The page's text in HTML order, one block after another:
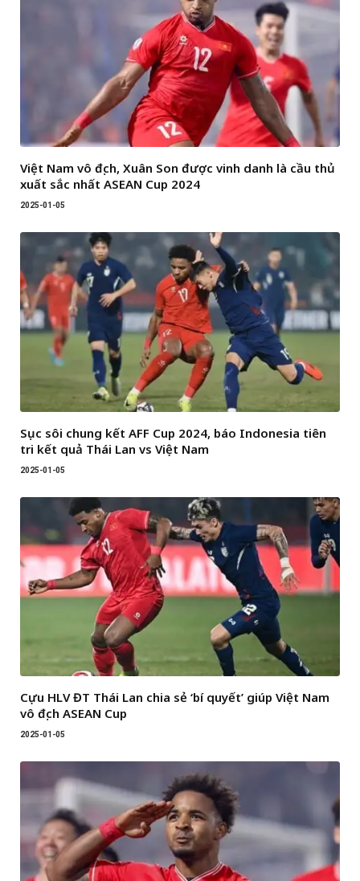
Việt Nam vô địch, Xuân Son được vinh danh là cầu thủ
xuất sắc nhất ASEAN Cup 2024
2025-01-05
Sục sôi chung kết AFF Cup 2024, báo Indonesia tiên
tri kết quả Thái Lan vs Việt Nam
2025-01-05
Cựu HLV ĐT Thái Lan chia sẻ ‘bí quyết’ giúp Việt Nam
vô địch ASEAN Cup
2025-01-05